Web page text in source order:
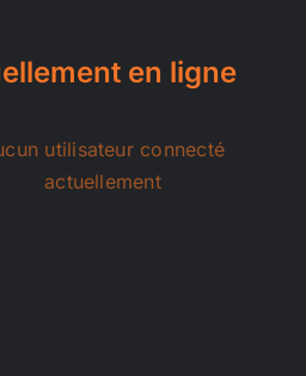
en ligne
utilisateur connecté
actuellement